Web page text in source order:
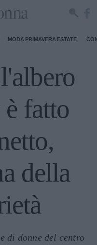
MODA PRIMAVERA ESTATE
fatto
della
di donne del centro